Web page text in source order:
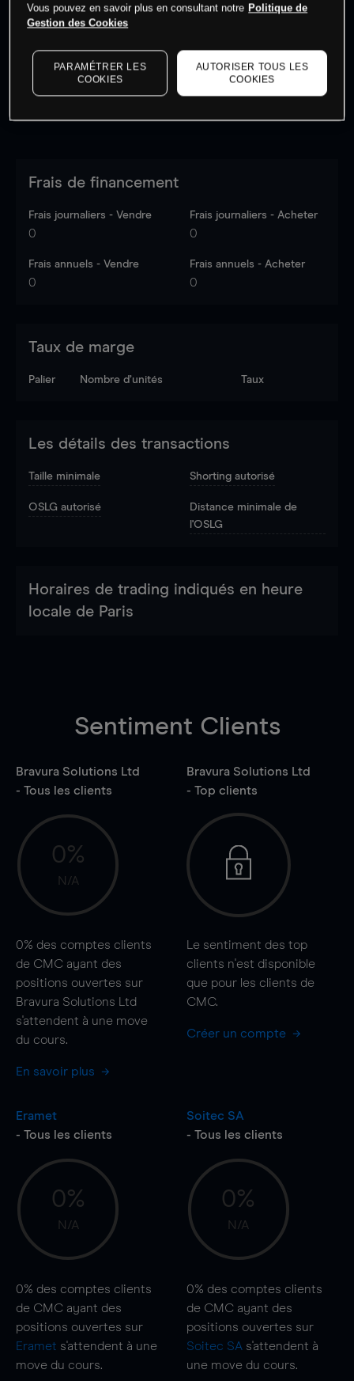
Les prix sont indicatifs.Connectez-vous pour voir les
dernières données du marché.
Frais de financement
Frais journaliers - Vendre
0
Frais journaliers - Acheter
0
Frais annuels - Vendre
0
Frais annuels - Acheter
0
Taux de marge
Palier Nombre d’unités Taux
Les détails des transactions
Taille minimale Shorting autorisé
OSLG autorisé
Distance minimale de
l'OSLG
Horaires de trading indiqués en heure
locale de Paris
Sentiment Clients
Bravura Solutions Ltd
- Tous les clients
0%
N/A
0% des comptes clients
de CMC ayant des
positions ouvertes sur
Bravura Solutions Ltd
s'attendent à une move
du cours.
En savoir plus
Bravura Solutions Ltd
- Top clients
Le sentiment des top
clients n'est disponible
que pour les clients de
CMC.
Créer un compte
Eramet
- Tous les clients
0%
N/A
0% des comptes clients
de CMC ayant des
positions ouvertes sur
Eramet s'attendent à une
move du cours.
Soitec SA
- Tous les clients
0%
N/A
0% des comptes clients
de CMC ayant des
positions ouvertes sur
Soitec SA s'attendent à
une move du cours.
Vous pouvez en savoir plus en consultant notre Politique de
Gestion des Cookies
PARAMÉTRER LES
COOKIES
AUTORISER TOUS LES
COOKIES